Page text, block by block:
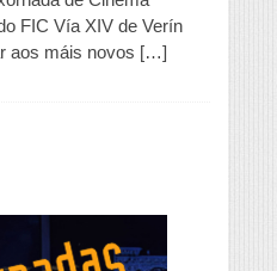
FIC Vía XIV de Verín
aos máis novos […]